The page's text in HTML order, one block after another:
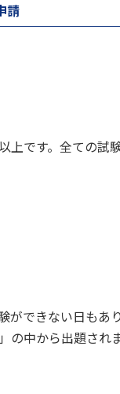
請
上です。全ての試
できない日もあり
中から出題され